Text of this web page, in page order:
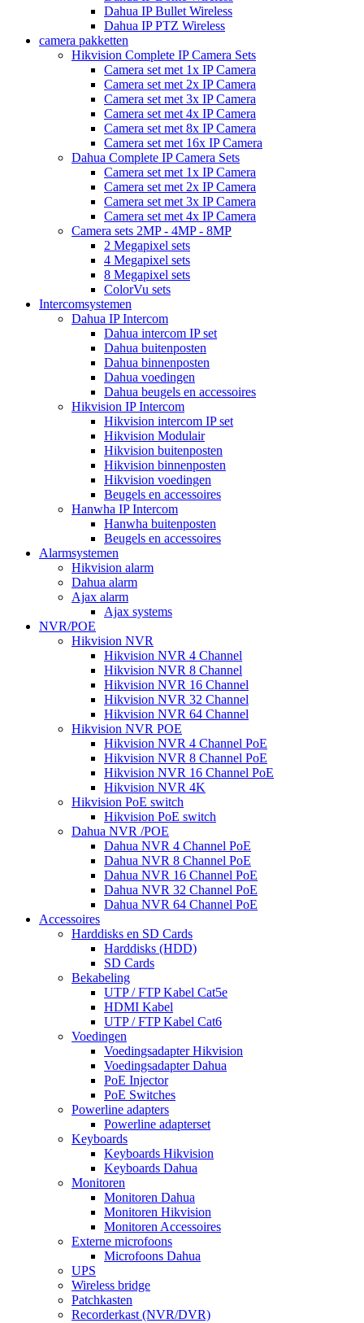
Dahua IP Bullet Wireless
Dahua IP PTZ Wireless
camera pakketten
Hikvision Complete IP Camera Sets
Camera set met 1x IP Camera
Camera set met 2x IP Camera
Camera set met 3x IP Camera
Camera set met 4x IP Camera
Camera set met 8x IP Camera
Camera set met 16x IP Camera
Dahua Complete IP Camera Sets
Camera set met 1x IP Camera
Camera set met 2x IP Camera
Camera set met 3x IP Camera
Camera set met 4x IP Camera
Camera sets 2MP - 4MP - 8MP
2 Megapixel sets
4 Megapixel sets
8 Megapixel sets
ColorVu sets
Intercomsystemen
Dahua IP Intercom
Dahua intercom IP set
Dahua buitenposten
Dahua binnenposten
Dahua voedingen
Dahua beugels en accessoires
Hikvision IP Intercom
Hikvision intercom IP set
Hikvision Modulair
Hikvision buitenposten
Hikvision binnenposten
Hikvision voedingen
Beugels en accessoires
Hanwha IP Intercom
Hanwha buitenposten
Beugels en accessoires
Alarmsystemen
Hikvision alarm
Dahua alarm
Ajax alarm
Ajax systems
NVR/POE
Hikvision NVR
Hikvision NVR 4 Channel
Hikvision NVR 8 Channel
Hikvision NVR 16 Channel
Hikvision NVR 32 Channel
Hikvision NVR 64 Channel
Hikvision NVR POE
Hikvision NVR 4 Channel PoE
Hikvision NVR 8 Channel PoE
Hikvision NVR 16 Channel PoE
Hikvision NVR 4K
Hikvision PoE switch
Hikvision PoE switch
Dahua NVR /POE
Dahua NVR 4 Channel PoE
Dahua NVR 8 Channel PoE
Dahua NVR 16 Channel PoE
Dahua NVR 32 Channel PoE
Dahua NVR 64 Channel PoE
Accessoires
Harddisks en SD Cards
Harddisks (HDD)
SD Cards
Bekabeling
UTP / FTP Kabel Cat5e
HDMI Kabel
UTP / FTP Kabel Cat6
Voedingen
Voedingsadapter Hikvision
Voedingsadapter Dahua
PoE Injector
PoE Switches
Powerline adapters
Powerline adapterset
Keyboards
Keyboards Hikvision
Keyboards Dahua
Monitoren
Monitoren Dahua
Monitoren Hikvision
Monitoren Accessoires
Externe microfoons
Microfoons Dahua
UPS
Wireless bridge
Patchkasten
Recorderkast (NVR/DVR)